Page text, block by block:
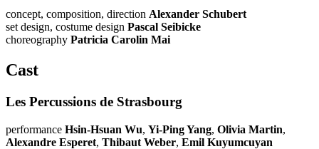
concept, composition, direction Alexander Schubert
set design, costume design Pascal Seibicke
choreography Patricia Carolin Mai
Cast
Les Percussions de Strasbourg
performance Hsin-Hsuan Wu, Yi-Ping Yang, Olivia Martin,
Alexandre Esperet, Thibaut Weber, Emil Kuyumcuyan